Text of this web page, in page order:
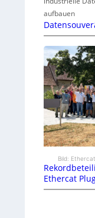
aufbauen
Bild:
Ethercat